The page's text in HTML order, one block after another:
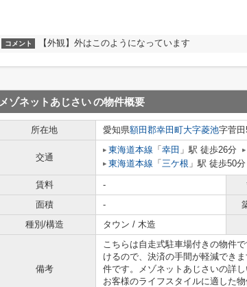
コメント 【外観】外はこのようになっています
メゾネットあじさいの物件概要
所在地 愛知県額田郡幸田町大字菱池字菅
交通
東海道本線 「 幸田 」駅 徒歩26分
東海道本線 「 三ケ根 」駅 徒歩50分
賃料 -
面積
-
種別/構造
タウン / 木造
備考
こちらは自走式駐車場付きの物件
けるので、決済の手間が軽減でき
件です。メゾネットあじさいの詳
お客様のライフスタイルに適した